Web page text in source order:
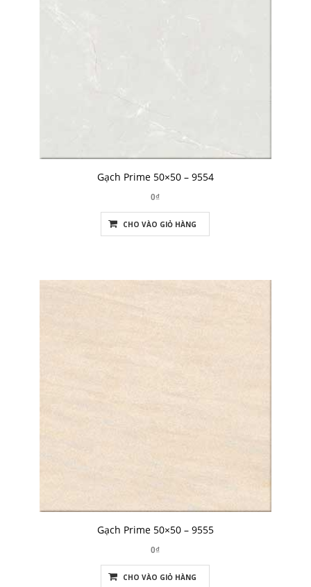
Gạch Prime 50×50 – 9554
0₫
CHO VÀO GIỎ HÀNG
Gạch Prime 50×50 – 9555
0₫
CHO VÀO GIỎ HÀNG